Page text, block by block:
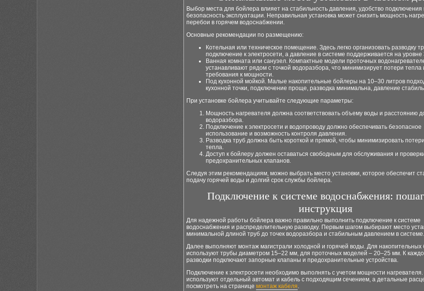
Выбор места для бойлера влияет на стабильность давления, удобство подключения
безопасность эксплуатации. Неправильная установка может снизить мощность
перебои в горячем водоснабжении.
Основные рекомендации по размещению:
Котельная или техническое помещение. Здесь легко организовать разводку
подключение к электросети, а давление в системе поддерживается на уровне
Ванная комната или санузел. Компактные модели проточных
устанавливают рядом с точкой водоразбора, что минимизирует потери тепла
требования к мощности.
Под кухонной мойкой. Малые накопительные бойлеры на 10–30 литров
кухонной точки, подключение проще, разводка минимальна, давление
При установке бойлера учитывайте следующие параметры:
Мощность нагревателя должна соответствовать объему воды и расстоянию
водоразбора.
Подключение к электросети и водопроводу должно обеспечивать безопасное
использование и возможность контроля давления.
Разводка труб должна быть короткой и прямой, чтобы минимизировать
тепла.
Доступ к бойлеру должен оставаться свободным для обслуживания и
предохранительных клапанов.
Следуя этим рекомендациям, можно выбрать место установки, которое обеспечит
подачу горячей воды и долгий срок службы бойлера.
Подключение к системе водоснабжения:
инструкция
Для надежной работы бойлера важно правильно выполнить подключение к системе
водоснабжения и распределительную разводку. Первым шагом выбирают место
минимальной длиной труб до точек водоразбора и стабильным давлением в системе.
Далее выполняют монтаж магистрали холодной и горячей воды. Для накопительных
используют трубы диаметром 15–22 мм, для проточных моделей – 20–25 мм. К
разводки подключают запорные клапаны и предохранительные устройства.
Подключение к электросети необходимо выполнять с учетом мощности нагревателя.
используют отдельный автомат и кабель с подходящим сечением, а детальные
посмотреть на странице монтаж кабеля.